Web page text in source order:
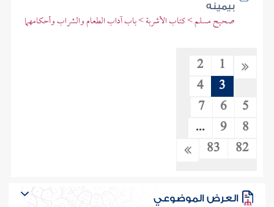
بيمينه
صحيح مسلم > كتاب الأشربة > باب آداب الطعام والشراب وأحكامهما
1
2
3
4
5
6
7
8
9
...
82
83
العرض الموضوعي